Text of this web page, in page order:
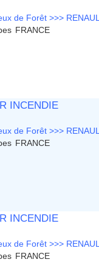
de Forêt >>>
FRANCE
INCENDIE
de Forêt >>>
FRANCE
INCENDIE
de Forêt >>>
FRANCE